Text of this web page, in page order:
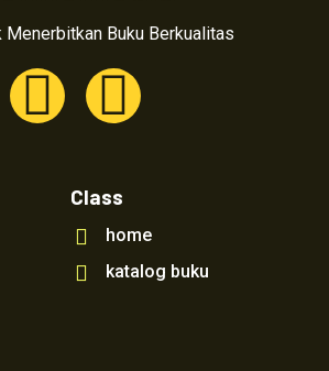
Menerbitkan Buku Berkualitas
Class
home
katalog buku